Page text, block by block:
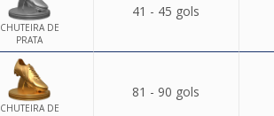
CHUTEIRA DE
PRATA
41 - 45 gols
CHUTEIRA DE
81 - 90 gols